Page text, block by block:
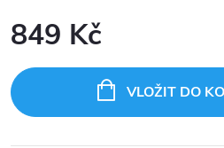
849 Kč
cena:
VLOŽIT DO